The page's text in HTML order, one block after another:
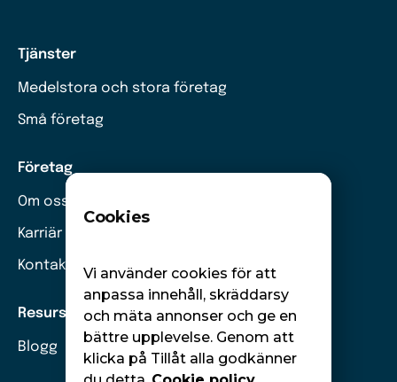
Tjänster
Medelstora och stora företag
Små företag
Företag
Om oss
Karriär
Kontakt
Resurser
Blogg
Cookies
Vi använder cookies för att
anpassa innehåll, skräddarsy
och mäta annonser och ge en
bättre upplevelse. Genom att
klicka på Tillåt alla godkänner